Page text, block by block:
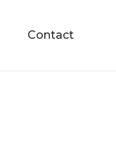
Contact